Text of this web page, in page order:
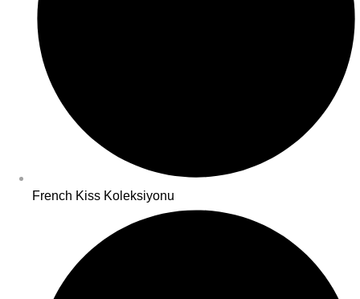
French Kiss Koleksiyonu